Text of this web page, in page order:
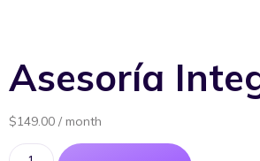
Asesoría
$149.00 / month